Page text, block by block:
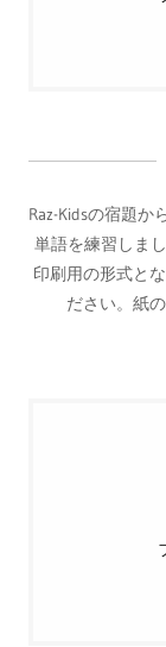
Raz-Kidsの宿題
単語を練習しま
印刷用の形式と
ださい。紙